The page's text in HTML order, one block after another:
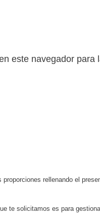
este navegador para
rellenando el
te solicitamos es para